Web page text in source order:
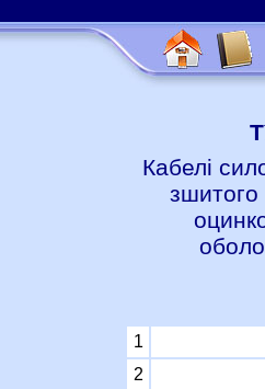
Кабелі
зшитого
1
2